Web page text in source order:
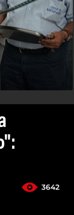
3642